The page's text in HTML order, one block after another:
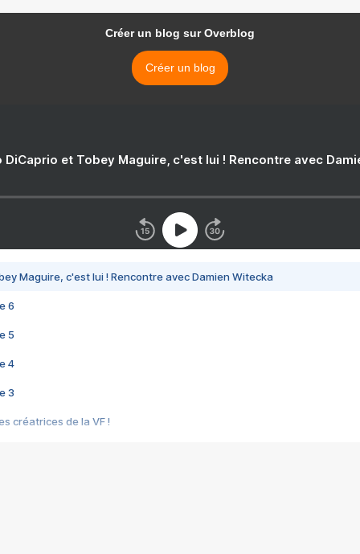
Créer un blog sur Overblog
Créer un blog
DiCaprio et Tobey Maguire, c'est lui ! Rencontre avec
Maguire, c'est lui ! Rencontre avec Damien Witecka
6
5
4
3
créatrices de la VF !